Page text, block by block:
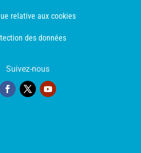
relative aux cookies
des données
Suivez-nous